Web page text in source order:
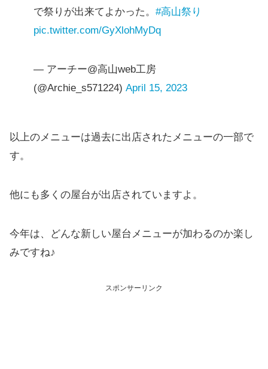
で祭りが出来てよかった。 #高山祭り
pic.twitter.com/GyXlohMyDq
— アーチー@高山web工房
(@Archie_s571224) April 15, 2023
以上のメニューは過去に出店されたメニューの一部で
す。
他にも多くの屋台が出店されていますよ。
今年は、どんな新しい屋台メニューが加わるのか楽し
みですね♪
スポンサーリンク